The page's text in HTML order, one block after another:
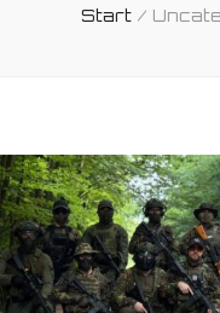
Start /